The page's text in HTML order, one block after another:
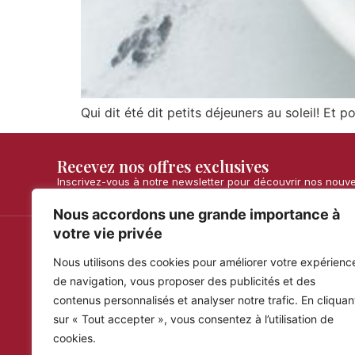
Nous accordons une grande importance à
votre vie privée
Nous utilisons des cookies pour améliorer votre
de navigation, vous proposer des publicités et des
contenus personnalisés et analyser notre trafic. En
sur « Tout accepter », vous consentez à l’utilisation de
cookies.
Qui dit été dit petits déjeuners au soleil! Et
Recevez nos offres exclusives
Inscrivez-vous à notre newsletter pour découvrir nos
Maria Simona
Turrons artisanaux fabriqués de façon
artisanale, garantis avec des ingrédients
100% espagnols et naturels.
Infos
Satisfait
Foire aux